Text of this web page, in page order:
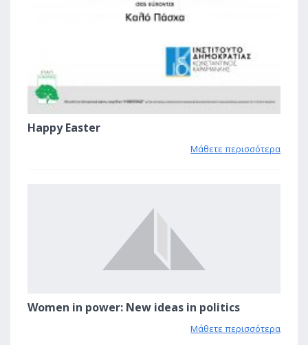
Happy Easter
Μάθετε περισσότερα
Women in power: New ideas in politics
Μάθετε περισσότερα